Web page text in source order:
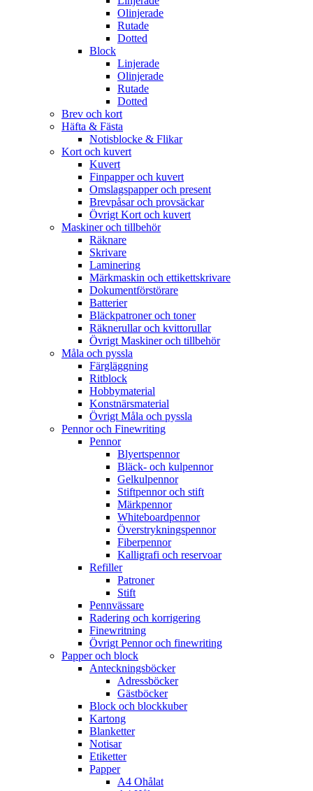
Olinjerade
Rutade
Dotted
Block
Linjerade
Olinjerade
Rutade
Dotted
Brev och kort
Häfta & Fästa
Notisblocke & Flikar
Kort och kuvert
Kuvert
Finpapper och kuvert
Omslagspapper och present
Brevpåsar och provsäckar
Övrigt Kort och kuvert
Maskiner och tillbehör
Räknare
Skrivare
Laminering
Märkmaskin och ettikettskrivare
Dokumentförstörare
Batterier
Bläckpatroner och toner
Räknerullar och kvittorullar
Övrigt Maskiner och tillbehör
Måla och pyssla
Färgläggning
Ritblock
Hobbymaterial
Konstnärsmaterial
Övrigt Måla och pyssla
Pennor och Finewriting
Pennor
Blyertspennor
Bläck- och kulpennor
Gelkulpennor
Stiftpennor och stift
Märkpennor
Whiteboardpennor
Överstrykningspennor
Fiberpennor
Kalligrafi och reservoar
Refiller
Patroner
Stift
Pennvässare
Radering och korrigering
Finewritning
Övrigt Pennor och finewriting
Papper och block
Anteckningsböcker
Adressböcker
Gästböcker
Block och blockkuber
Kartong
Blanketter
Notisar
Etiketter
Papper
A4 Ohålat